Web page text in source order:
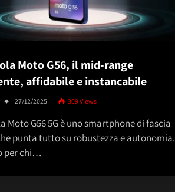
Moto G56, il mid-range
affidabile e instancabile
27/12/2025 309Views
Moto G56 5G è uno smartphone di fascia
punta tutto su robustezza e autonomia.
per chi…